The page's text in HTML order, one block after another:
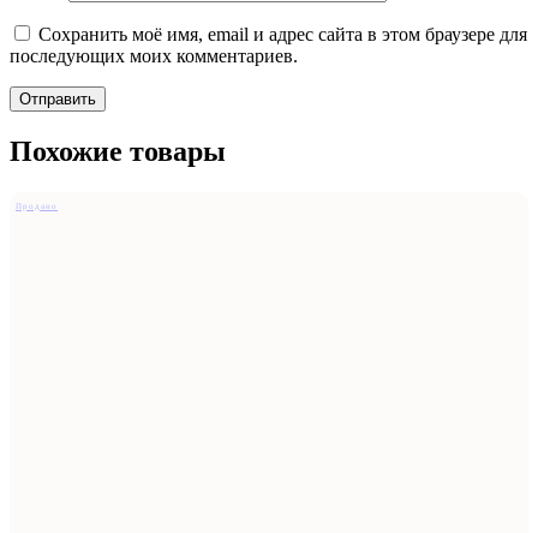
Сохранить моё имя, email и адрес сайта в этом браузере для
последующих моих комментариев.
Похожие товары
Продано